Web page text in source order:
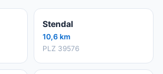
Stendal
10,6 km
PLZ 39576